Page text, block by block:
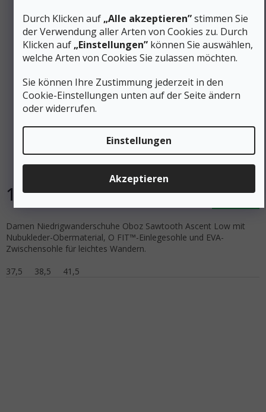
Durch Klicken auf „Alle akzeptieren”stimmen Sie
der Verwendung aller Arten von Cookies zu. Durch
Klicken auf „Einstellungen” können Sie auswählen,
welche Arten von Cookies Sie zulassen möchten.
Sie können Ihre Zustimmung jederzeit in den
Cookie-Einstellungen unten auf der Seite ändern
oder widerrufen.
Einstellungen
Akzeptieren
–25 %
OBOZ Damen-Trekking-Schuhe SAWTOOTH ASCENT
LOW rockfall - grau
Auf Lager
123 €
Damen Niedrigwanderschuhe Oboz Sawtooth Ascent Low mit
Nubukleder-Obermaterial, O FIT™-Einlegesohle und EVA-
Zwischensohle für leichtes Wandern.
37,5
38,5 41,5